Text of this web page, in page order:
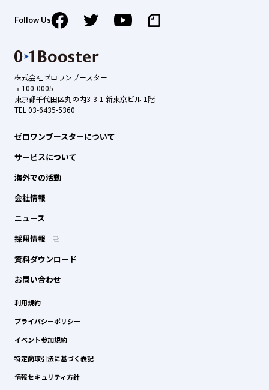
株式会社ゼロワンブースター
〒100-0005
東京都千代田区丸の内3-3-1 新東京ビル 1階
TEL 03-6435-5360
ゼロワンブースターについて
サービスについて
海外での活動
会社情報
ニュース
採用情報
資料ダウンロード
お問い合わせ
利用規約
プライバシーポリシー
イベント参加規約
特定商取引法に基づく表記
情報セキュリティ方針
Follow Us